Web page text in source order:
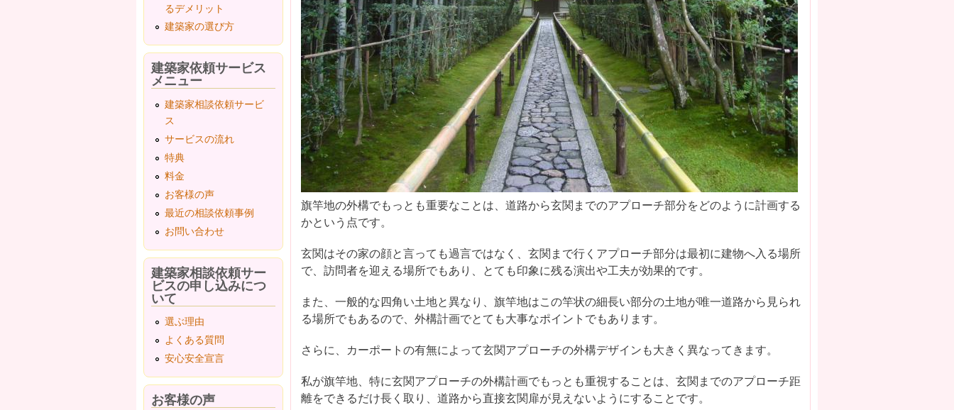
旗竿地の外構でもっとも重要なことは、道路から玄関までのアプローチ部分をどのように計画する
かという点です。
玄関はその家の顔と言っても過言ではなく、玄関まで行くアプローチ部分は最初に建物へ入る場所
で、訪問者を迎える場所でもあり、とても印象に残る演出や工夫が効果的です。
また、一般的な四角い土地と異なり、旗竿地はこの竿状の細長い部分の土地が唯一道路から見られ
る場所でもあるので、外構計画でとても大事なポイントでもあります。
さらに、カーポートの有無によって玄関アプローチの外構デザインも大きく異なってきます。
私が旗竿地、特に玄関アプローチの外構計画でもっとも重視することは、玄関までのアプローチ距
離をできるだけ長く取り、道路から直接玄関扉が見えないようにすることです。
るデメリット
建築家の選び方
建築家依頼サービス
メニュー
建築家相談依頼サービ
ス
サービスの流れ
特典
料金
お客様の声
最近の相談依頼事例
お問い合わせ
建築家相談依頼サー
ビスの申し込みにつ
いて
選ぶ理由
よくある質問
安心安全宣言
お客様の声